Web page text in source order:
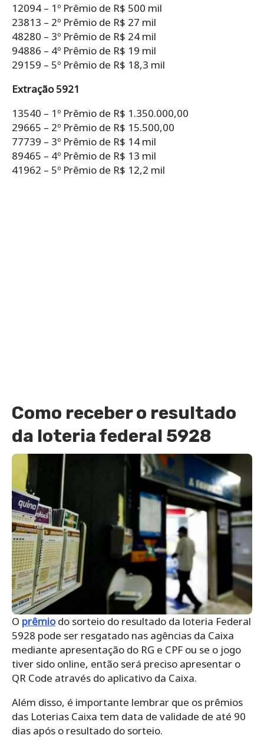
12094 – 1º Prêmio de R$ 500 mil
23813 – 2º Prêmio de R$ 27 mil
48280 – 3º Prêmio de R$ 24 mil
94886 – 4º Prêmio de R$ 19 mil
29159 – 5º Prêmio de R$ 18,3 mil
Extração 5921
13540 – 1º Prêmio de R$ 1.350.000,00
29665 – 2º Prêmio de R$ 15.500,00
77739 – 3º Prêmio de R$ 14 mil
89465 – 4º Prêmio de R$ 13 mil
41962 – 5º Prêmio de R$ 12,2 mil
Como receber o resultado
da loteria federal 5928
O prêmiodo sorteio do resultado da loteria Federal
5928 pode ser resgatado nas agências da Caixa
mediante apresentação do RG e CPF ou se o jogo
tiver sido online, então será preciso apresentar o
QR Code através do aplicativo da Caixa.
Além disso, é importante lembrar que os prêmios
das Loterias Caixa tem data de validade de até 90
dias após o resultado do sorteio.